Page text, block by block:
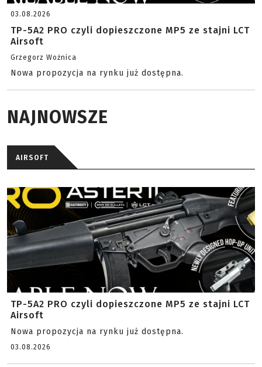
03.08.2026
TP-5A2 PRO czyli dopieszczone MP5 ze stajni LCT
Airsoft
Grzegorz Woźnica
Nowa propozycja na rynku już dostępna.
NAJNOWSZE
AIRSOFT
TP-5A2 PRO czyli dopieszczone MP5 ze stajni LCT
Airsoft
Nowa propozycja na rynku już dostępna.
03.08.2026